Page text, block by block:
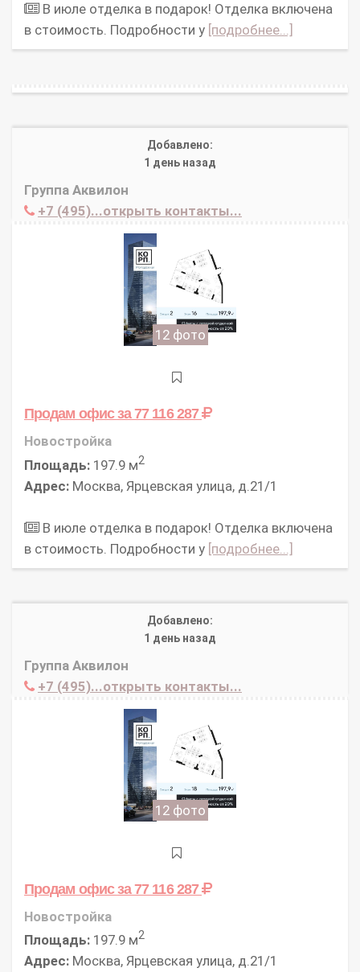
В июле отделка в подарок! Отделка включена
в стоимость. Подробности у [подробнее...]
Добавлено:
1 день назад
Группа Аквилон
+7 (495)...открыть контакты...
12 фото
Продам офисза 77 116 287
Новостройка
Площадь: 197.9 м2
Адрес: Москва, Ярцевская улица, д.21/1
В июле отделка в подарок! Отделка включена
в стоимость. Подробности у [подробнее...]
Добавлено:
1 день назад
Группа Аквилон
+7 (495)...открыть контакты...
12 фото
Продам офисза 77 116 287
Новостройка
Площадь: 197.9 м2
Адрес: Москва, Ярцевская улица, д.21/1